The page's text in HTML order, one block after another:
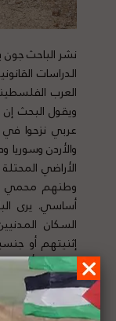
نشر الباحثجون
الدراسات
العرب
ويقول البحث
عربي نزحوا
والأردن
الأراضي
وطنهم محمي
أساسي. يرى
السكان
إثنيتهم أو
مقاضاتها أمام
لتفاصيل البحث